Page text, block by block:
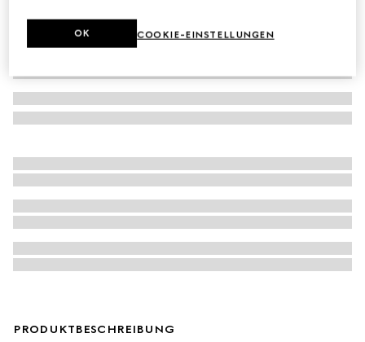
PRODUKTBESCHREIBUNG
COOKIE-EINSTELLUNGEN
OK